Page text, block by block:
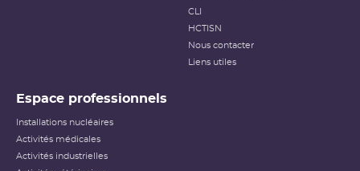
CLI
HCTISN
Nous contacter
Liens utiles
Espace professionnels
Installations nucléaires
Activités médicales
Activités industrielles